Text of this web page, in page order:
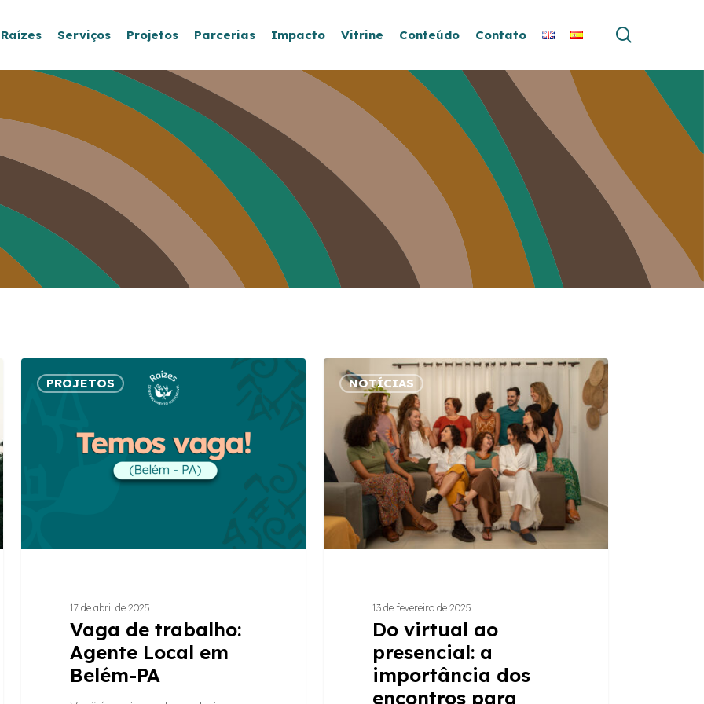
Serviços Projetos Parcerias Impacto Vitrine Conteúdo Contato
PROJETOS
17 de abril de 2025
Vaga de trabalho:
Agente Local em
Belém-PA
virtual
presencial:
a
importância
dos
para
fortalecer
NOTÍCIAS
13 de fevereiro de 2025
Do virtual ao
presencial: a
importância dos
encontros para